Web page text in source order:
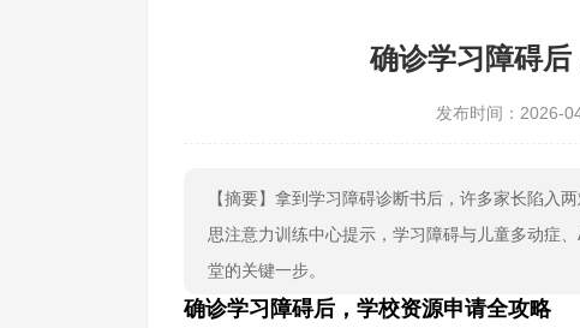
确诊学习障碍
发布时间：2026-
【摘要】拿到学习障碍诊断书后，许多家长陷入
思注意力训练中心提示，学习障碍与儿童多动症
堂的关键一步。
确诊学习障碍后，学校资源申请全攻略